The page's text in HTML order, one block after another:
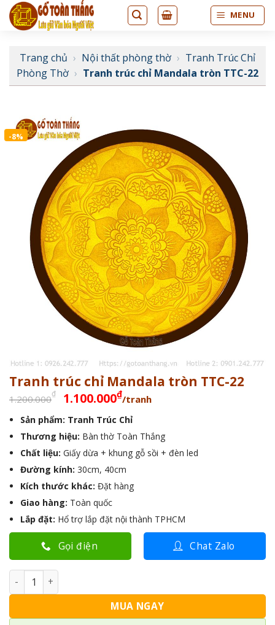
Bỏ
qua
dung
MENU
Trang chủ › Nội thất phòng thờ › Tranh Trúc Chỉ
Phòng Thờ › Tranh trúc chỉ Mandala tròn TTC-22
-8%
Tranh trúc chỉ Mandala tròn TTC-22
1.200.000₫ Giá
là:
1.200.000₫.
1.100.000₫Giá
hiện
tại
là:
1.100.000₫.
/tranh
Sản phẩm: Tranh Trúc Chỉ
Thương hiệu: Bàn thờ Toàn Thắng
Chất liệu: Giấy dừa + khung gỗ sồi + đèn led
Đường kính: 30cm, 40cm
Kích thước khác: Đặt hàng
Giao hàng: Toàn quốc
Lắp đặt: Hổ trợ lắp đặt nội thành TPHCM
Gọi điện Chat Zalo
Tranh trúc chỉ Mandala tròn TTC-22 số lượng
MUA NGAY